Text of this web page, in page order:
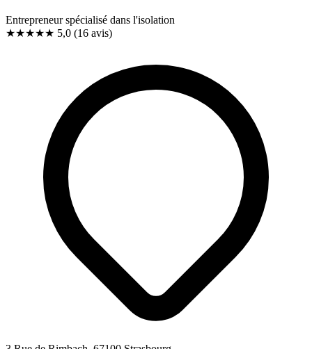
Entrepreneur spécialisé dans l'isolation
★★★★★ 5,0 (16 avis)